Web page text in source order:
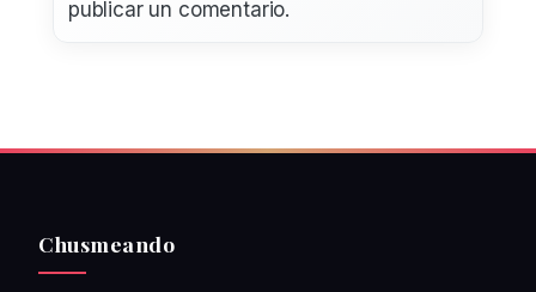
publicar un comentario.
Chusmeando